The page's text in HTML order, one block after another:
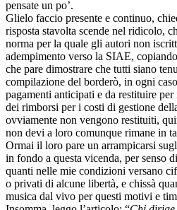
pensate un po’.
Glielo faccio presente e continuo,
risposta stavolta scende nel ridicolo,
norma per la quale gli autori non
adempimento verso la SIAE,
che pare dimostrare che tutti siano
compilazione del borderò, in ogni
pagamenti anticipati e da restituire
dei rimborsi per i costi di gestione
ovviamente non vengono restituiti,
non devi a loro comunque rimane in
Ormai il loro pare un arrampicarsi
in fondo a questa vicenda, per senso
quanti nelle mie condizioni versano
o privati di alcune libertà, e chissà
musica dal vivo per questi motivi e